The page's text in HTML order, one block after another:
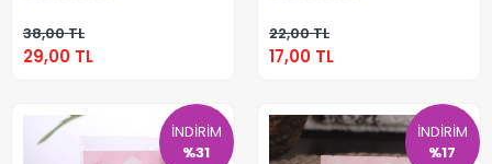
38,00 TL
29,00 TL
22,00 TL
17,00 TL
İNDİRİM
%31
İNDİRİM
%17